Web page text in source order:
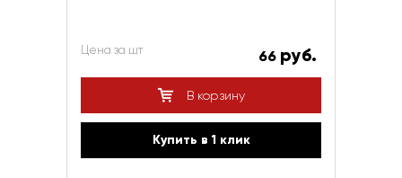
Цена за шт 66 руб.
В корзину
Купить в 1 клик